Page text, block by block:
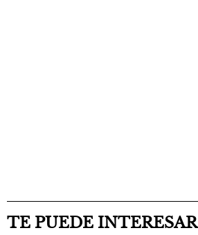
TE PUEDE INTERESAR